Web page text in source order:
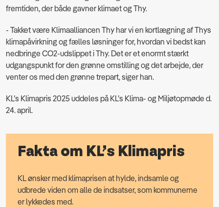
fremtiden, der både gavner klimaet og Thy.
- Takket være Klimaalliancen Thy har vi en kortlægning af Thys
klimapåvirkning og fælles løsninger for, hvordan vi bedst kan
nedbringe CO2-udslippet i Thy. Det er et enormt stærkt
udgangspunkt for den grønne omstilling og det arbejde, der
venter os med den grønne trepart, siger han.
KL’s Klimapris 2025 uddeles på KL’s Klima- og Miljøtopmøde d.
24. april.
Fakta om KL’s Klimapris
KL ønsker med klimaprisen at hylde, indsamle og
udbrede viden om alle de indsatser, som kommunerne
er lykkedes med.